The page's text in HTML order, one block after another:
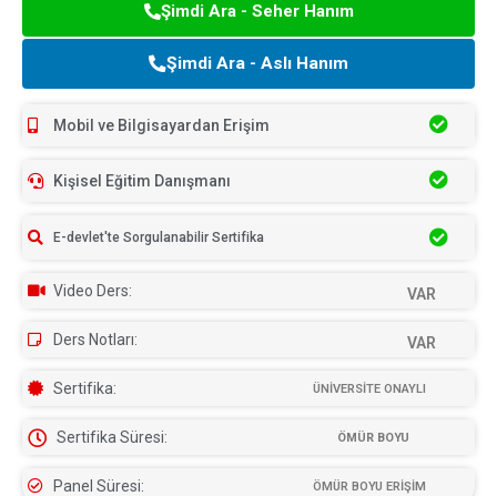
Şimdi Ara - Seher Hanım
Şimdi Ara - Aslı Hanım
Mobil ve Bilgisayardan Erişim
Kişisel Eğitim Danışmanı
E-devlet'te Sorgulanabilir Sertifika
Video Ders: VAR
Ders Notları: VAR
Sertifika: ÜNİVERSİTE ONAYLI
Sertifika Süresi: ÖMÜR BOYU
Panel Süresi: ÖMÜR BOYU ERİŞİM